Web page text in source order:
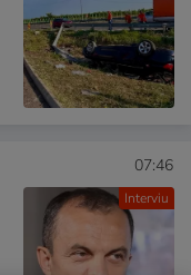
Interviu
07:46